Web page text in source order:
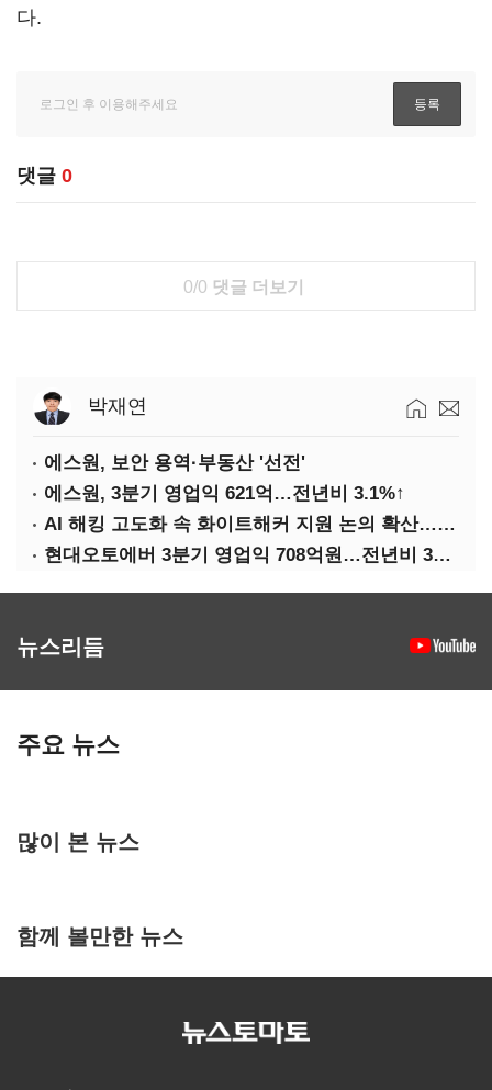
다.
댓글 0
0/0 댓글 더보기
박재연
에스원, 보안 용역·부동산 '선전'
에스원, 3분기 영업익 621억…전년비 3.1%↑
AI 해킹 고도화 속 화이트해커 지원 논의 확산…'버그바운티' 재조명
현대오토에버 3분기 영업익 708억원…전년비 34.8%↑
뉴스리듬
주요 뉴스
많이 본 뉴스
함께 볼만한 뉴스